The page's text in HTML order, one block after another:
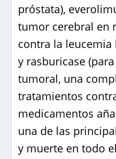
próstata),
tumor cerebral en
contra la
y rasburicase
tumoral, una
tratamientos
medicamentos
una de las
y muerte en todo